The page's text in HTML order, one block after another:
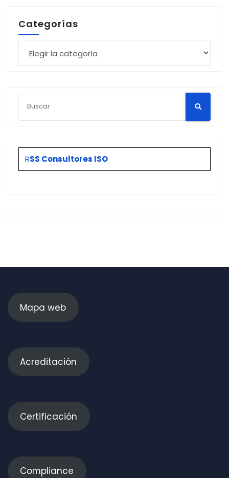
Categorías
RSS Consultores ISO
Mapa web
Acreditación
Certificación
Compliance